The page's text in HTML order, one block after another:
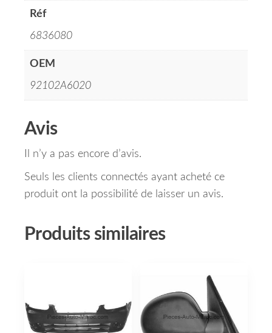
Réf
6836080
OEM
92102A6020
Avis
Il n’y a pas encore d’avis.
Seuls les clients connectés ayant acheté ce
produit ont la possibilité de laisser un avis.
Produits similaires